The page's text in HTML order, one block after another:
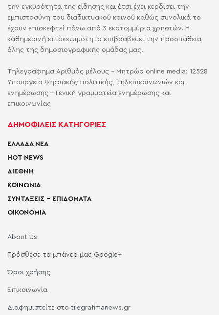
την εγκυρότητα της είδησης και έτσι έχει κερδίσει την
εμπιστοσύνη του διαδικτυακού κοινού καθώς συνολικά το
έχουν επισκεφτεί πάνω από 3 εκατομμύρια χρηστών. Η
καθημερινή επισκεψιμότητα επιβραβεύει την προσπάθεια
όλης της δημοσιογραφικής ομάδας μας.
Τηλεγράφημα Αριθμός μέλους - Μητρώο online media: 12528
Υπουργείο Ψηφιακής πολιτικής, τηλεπικοινωνιών και
ενημέρωσης - Γενική γραμματεία ενημέρωσης και
επικοινωνίας
ΔΗΜΟΦΙΛΕΙΣ ΚΑΤΗΓΟΡΙΕΣ
ΕΛΛΑΔΑ ΝΕΑ
HOT NEWS
ΔΙΕΘΝΗ
ΚΟΙΝΩΝΙΑ
ΣΥΝΤΑΞΕΙΣ – ΕΠΙΔΟΜΑΤΑ
ΟΙΚΟΝΟΜΙΑ
About Us
Πρόσθεσε το μπάνερ μας Google+
Όροι χρήσης
Επικοινωνία
Διαφημιστείτε στο tilegrafimanews.gr